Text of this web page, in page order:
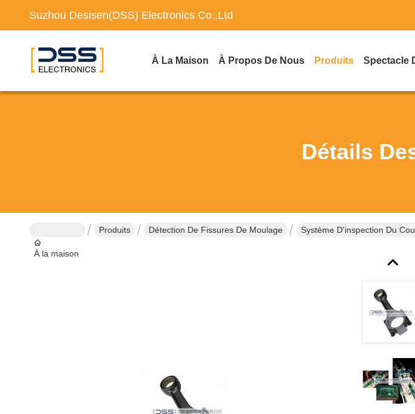
Suzhou Desisen(DSS) Electronics Co.,Ltd
À La Maison À Propos De Nous Produits
Détails
À la maison
Produits Détection De Fissures De Moulage Système D'inspection Du